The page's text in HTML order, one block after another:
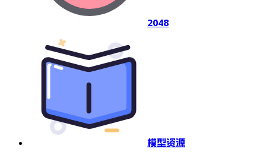
2048
模型资源